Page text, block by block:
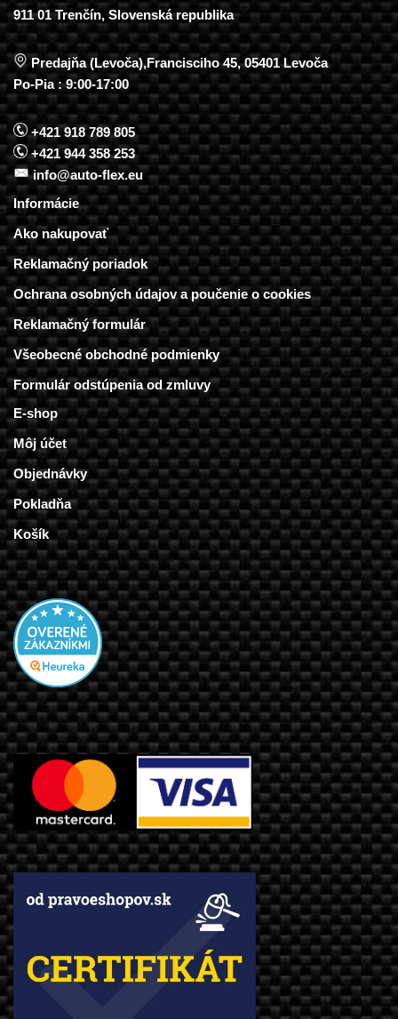
911 01 Trenčín, Slovenská republika
Predajňa (Levoča),Francisciho 45, 05401 Levoča
Po-Pia : 9:00-17:00
+421 918 789 805
+421 944 358 253
info@auto-flex.eu
Informácie
Ako nakupovať
Reklamačný poriadok
Ochrana osobných údajov a poučenie o cookies
Reklamačný formulár
Všeobecné obchodné podmienky
Formulár odstúpenia od zmluvy
E-shop
Môj účet
Objednávky
Pokladňa
Košík